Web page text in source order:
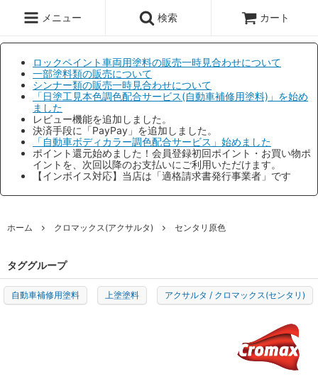
メニュー 検索 カート
ロックペイント車両用塗料の販売一時見合わせについて
一部塗料類の販売について
シンナー類の販売一時見合わせについて
「日塗工見本色調色配合サービス(自動車補修用塗料)」を始め
ました
レビュー機能を追加しました。
決済手段に「PayPay」を追加しました。
「自動車ボディカラー調色配合サービス」始めました
ポイント還元始めました！会員登録初回ポイント・お買い物ポ
イントを、次回以降のお支払いにご利用いただけます。
【インボイス対応】当店は「適格請求書発行事業者」です
ホーム クロマックス(アクサルタ) センタリ原色
タググループ
自動車補修用塗料 上塗塗料 アクサルタ / クロマックス(センタリ)